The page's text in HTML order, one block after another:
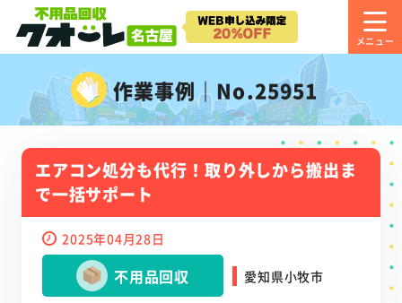
作業事例｜No.25951
エアコン処分も代行！取り外しから搬出ま
で一括サポート
2025年04月28日
不用品回収 愛知県小牧市